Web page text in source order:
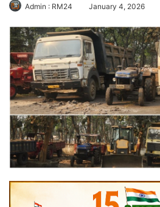
Admin : RM24 January 4, 2026